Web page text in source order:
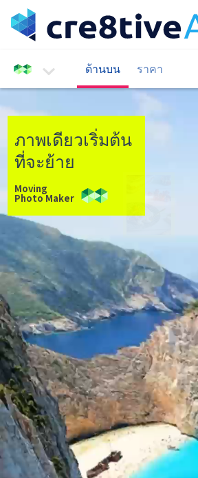
ด้านบน ราคา
ภาพเดียวเริ่มต้น
ที่จะย้าย
Moving
Photo Maker